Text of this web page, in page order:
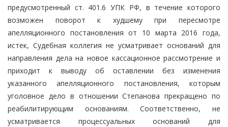
предусмотренный ст. 401.6 УПК РФ, в течение которого
возможен поворот к худшему при пересмотре
апелляционного постановления от 10 марта 2016 года,
истек, Судебная коллегия не усматривает оснований для
направления дела на новое кассационное рассмотрение и
приходит к выводу об оставлении без изменения
указанного апелляционного постановления, которым
уголовное дело в отношении Степанова прекращено по
реабилитирующим основаниям. Соответственно, не
усматривается процессуальных оснований для